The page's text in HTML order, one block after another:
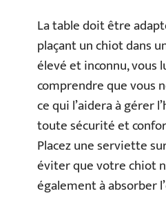
La table doit être
plaçant un chiot dans
élevé et inconnu, vous
comprendre que vous
ce qui l’aidera à gérer
toute sécurité et
Placez une serviette
éviter que votre chiot
également à absorber